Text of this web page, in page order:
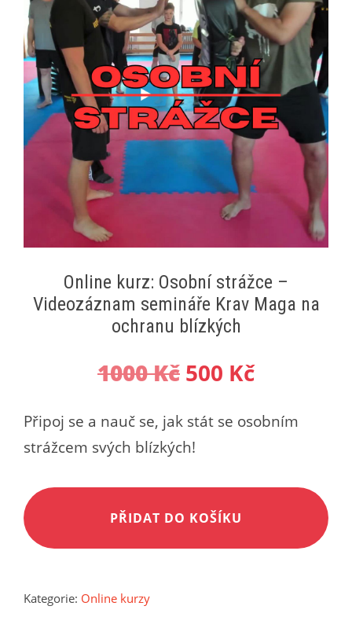
Online kurz: Osobní strážce –
Videozáznam semináře Krav Maga na
ochranu blízkých
1000Kč Původní
cena
byla:
1000 Kč.
500 KčAktuální
cena
500 Kč.
Připoj se a nauč se, jak stát se osobním
strážcem svých blízkých!
kurz:
Osobní
strážce
semináře
PŘIDAT DO KOŠÍKU
Kategorie: Online kurzy